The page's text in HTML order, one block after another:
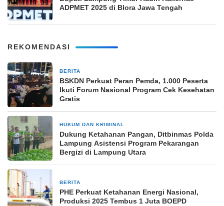
ADPMET 2025 di Blora Jawa Tengah
REKOMENDASI
BERITA
BSKDN Perkuat Peran Pemda, 1.000 Peserta
Ikuti Forum Nasional Program Cek Kesehatan
Gratis
HUKUM DAN KRIMINAL
Dukung Ketahanan Pangan, Ditbinmas Polda
Lampung Asistensi Program Pekarangan
Bergizi di Lampung Utara
BERITA
PHE Perkuat Ketahanan Energi Nasional,
Produksi 2025 Tembus 1 Juta BOEPD